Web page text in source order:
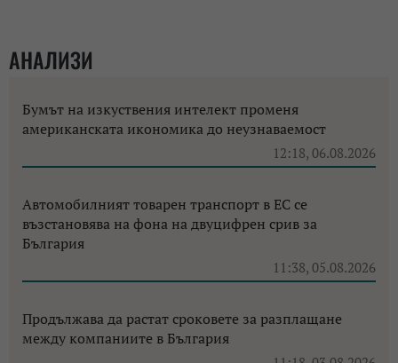
АНАЛИЗИ
Бумът на изкуствения интелект променя
американската икономика до неузнаваемост
12:18, 06.08.2026
Автомобилният товарен транспорт в ЕС се
възстановява на фона на двуцифрен срив за
България
11:38, 05.08.2026
Продължава да растат сроковете за разплащане
между компаниите в България